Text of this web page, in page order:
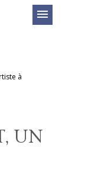
menu
à
UN